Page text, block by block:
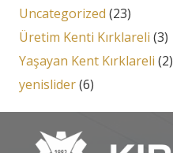
Uncategorized (23)
Üretim Kenti Kırklareli (3)
Yaşayan Kent Kırklareli (2)
yenislider(6)